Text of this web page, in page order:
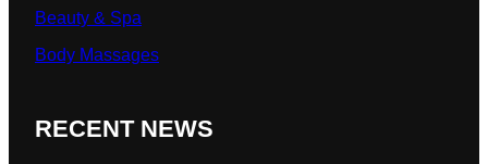
Beauty & Spa
Body Massages
RECENT NEWS